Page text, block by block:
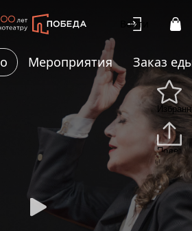
Войти
Мероприятия Заказ